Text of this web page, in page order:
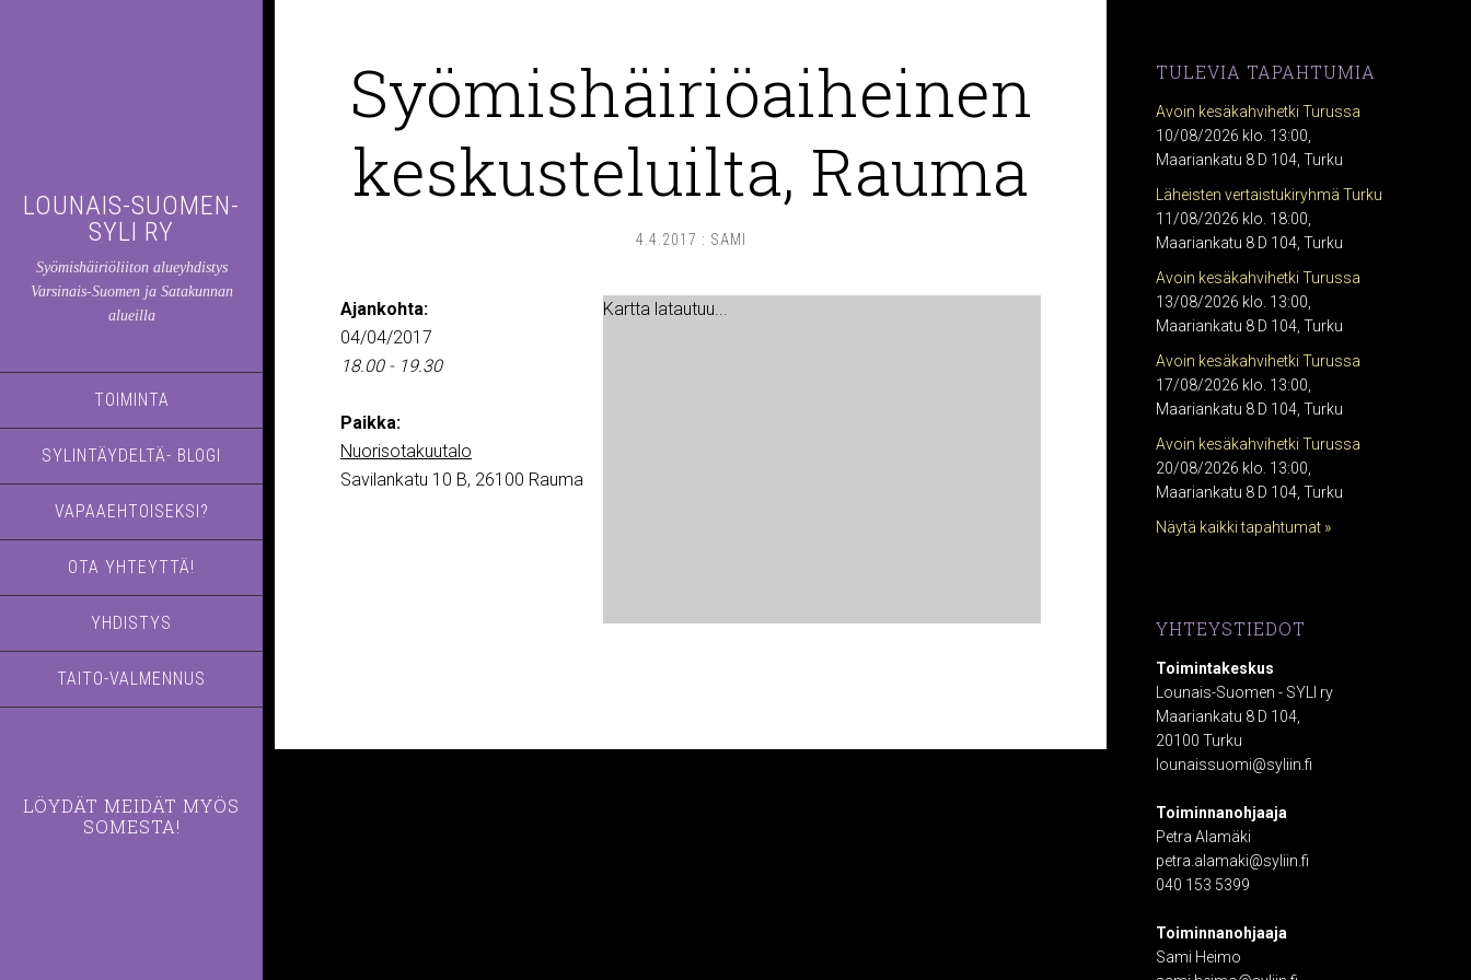
LOUNAIS-SUOMEN-
SYLI RY
Syömishäiriöliiton alueyhdistys
Varsinais-Suomen ja Satakunnan
alueilla
TOIMINTA
SYLINTÄYDELTÄ- BLOGI
VAPAAEHTOISEKSI?
OTA YHTEYTTÄ!
YHDISTYS
TAITO-VALMENNUS
LÖYDÄT MEIDÄT MYÖS
SOMESTA!
Syömishäiriöaiheinen
keskusteluilta, Rauma
4.4.2017 : SAMI
Kartta latautuu...
Ajankohta:
04/04/2017
18.00 - 19.30
Paikka:
Nuorisotakuutalo
Savilankatu 10 B, 26100 Rauma
TULEVIA TAPAHTUMIA
Avoin kesäkahvihetki Turussa
10/08/2026 klo. 13:00,
Maariankatu 8 D 104, Turku
Läheisten vertaistukiryhmä Turku
11/08/2026 klo. 18:00,
Maariankatu 8 D 104, Turku
Avoin kesäkahvihetki Turussa
13/08/2026 klo. 13:00,
Maariankatu 8 D 104, Turku
Avoin kesäkahvihetki Turussa
17/08/2026 klo. 13:00,
Maariankatu 8 D 104, Turku
Avoin kesäkahvihetki Turussa
20/08/2026 klo. 13:00,
Maariankatu 8 D 104, Turku
Näytä kaikki tapahtumat »
YHTEYSTIEDOT
Toimintakeskus
Lounais-Suomen - SYLI ry
Maariankatu 8 D 104,
20100 Turku
lounaissuomi@syliin.fi
Toiminnanohjaaja
Petra Alamäki
petra.alamaki@syliin.fi
040 153 5399
Toiminnanohjaaja
Sami Heimo